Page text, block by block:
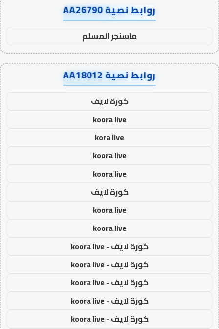
روابط نصية AA26790
ماسنجر المسلم
روابط نصية AA18012
كورة لايف
koora live
kora live
koora live
koora live
كورة لايف
koora live
koora live
كورة لايف - koora live
كورة لايف - koora live
كورة لايف - koora live
كورة لايف - koora live
كورة لايف - koora live